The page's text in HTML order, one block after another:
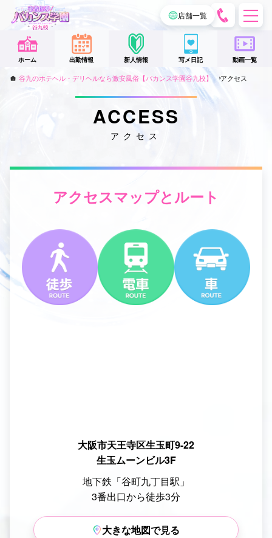
店舗一覧
話
を
か
け
ホーム 出勤情報 新人情報 写メ日記 動画一覧
谷九のホテヘル・デリヘルなら激安風俗【バカンス学園谷九校】 アクセス
ACCESS
アクセス
アクセスマップとルート
大阪市天王寺区生玉町9-22
生玉ムーンビル3F
地下鉄「谷町九丁目駅」
3番出口から徒歩3分
大きな地図で見る